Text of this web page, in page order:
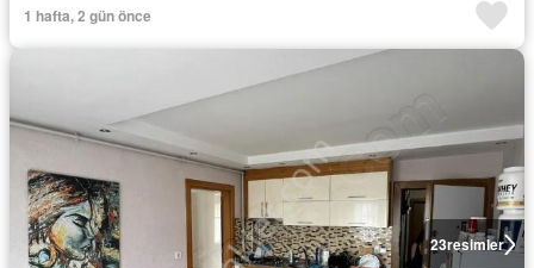
1 hafta, 2 gün önce
23resimler